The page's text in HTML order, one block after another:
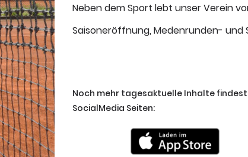
Neben dem Sport lebt unser Verein
Saisoneröffnung, Medenrunden- und
Noch mehr tagesaktuelle Inhalte
SocialMedia Seiten: